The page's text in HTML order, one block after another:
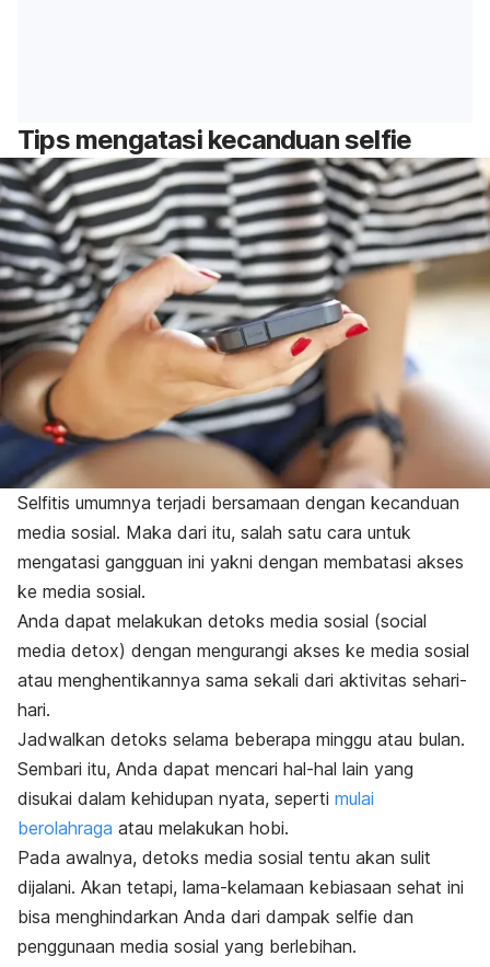
Tips mengatasi kecanduanselfie
Selfitis umumnya terjadi bersamaan dengan kecanduan
media sosial. Maka dari itu, salah satu cara untuk
mengatasi gangguan ini yakni dengan membatasi akses
ke media sosial.
Anda dapat melakukan detoks media sosial (social
media detox) dengan mengurangi akses ke media sosial
atau menghentikannya sama sekali dari aktivitas sehari-
hari.
Jadwalkan detoks selama beberapa minggu atau bulan.
Sembari itu, Anda dapat mencari hal-hal lain yang
disukai dalam kehidupan nyata, seperti mulai
berolahraga atau melakukan hobi.
Pada awalnya, detoks media sosial tentu akan sulit
dijalani. Akan tetapi, lama-kelamaan kebiasaan sehat ini
bisa menghindarkan Anda dari dampak selfie dan
penggunaan media sosial yang berlebihan.